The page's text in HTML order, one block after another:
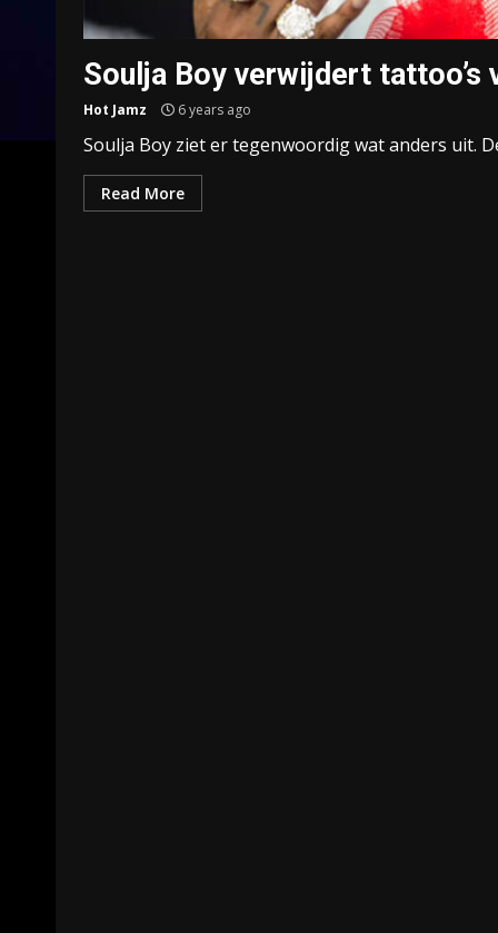
Soulja Boy verwijdert tattoo’s
Hot Jamz 6 years ago
Soulja Boy ziet er tegenwoordig wat anders uit.
Read More